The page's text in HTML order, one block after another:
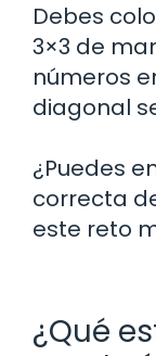
Debes
3×3 de
números
diagonal
¿Puedes
correcta
este reto
¿Qué